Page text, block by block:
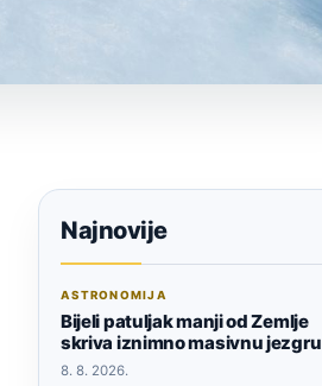
Najnovije
ASTRONOMIJA
Bijeli patuljak manji od Zemlje
skriva iznimno masivnu jezgru
8. 8. 2026.